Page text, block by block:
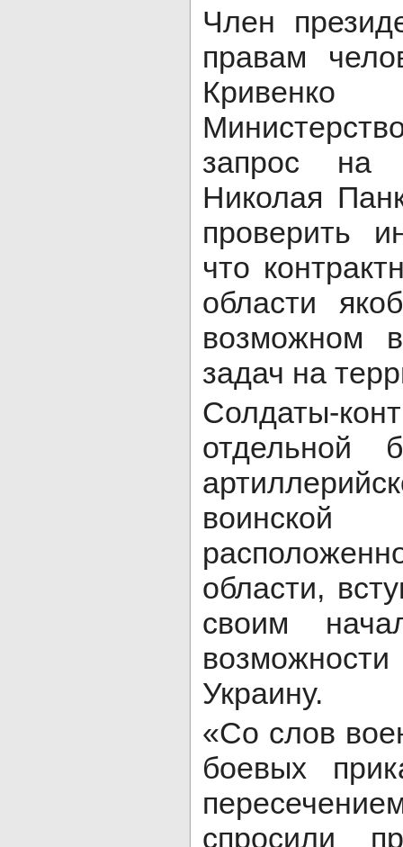
Член
правам
запрос на
Николая
проверить
что
области
возможном
задач на
Солдаты-
отдельной
области,
своим
Украину.
«Со слов
боевых
спросили